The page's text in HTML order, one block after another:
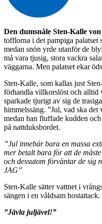
Den dumsnåle Sten-Kalle
tofflorna i det pampiga palatset
medan snön yrde utanför de
må vara tjusig, stora vackra
väggarna. Men palatset ekar
Sten-Kalle, som kallas just
förhandla villkorslöst och alltid
sparkade tjurigt av sig de
himmelssäng. ”Jul, vad ska
medan han fluffade kudden
på nattduksbordet.
”Jul innebär bara en massa
mer betalt bara för att de
och dessutom förväntar de sig
JAG”
Sten-Kalle sätter vattnet i
sängen i en våldsam hostattack.
”Jävla juljävel!”